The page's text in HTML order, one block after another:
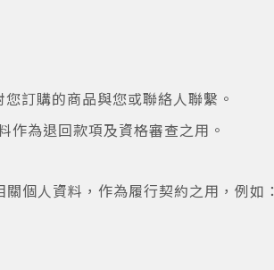
訂購的商品與您或聯絡人聯繫。
為退回款項及資格審查之用。
個人資料，作為履行契約之用，例如：